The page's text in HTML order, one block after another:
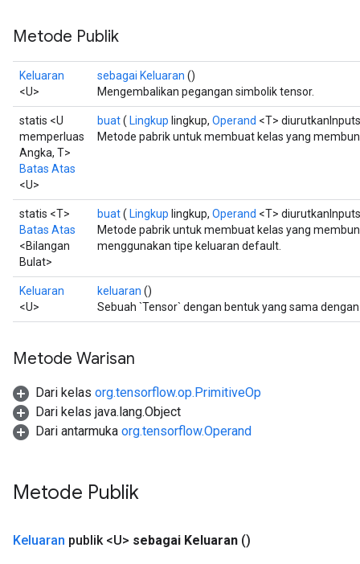
Metode Publik
Keluaran
<U>
sebagai Keluaran ()
Mengembalikan pegangan simbolik tensor.
statis <U
memperluas
Angka, T>
Batas Atas
<U>
buat( Lingkup lingkup, Operand <T>
Metode pabrik untuk membuat kelas yang
statis <T>
Batas Atas
<Bilangan
Bulat>
buat( Lingkup lingkup, Operand <T>
Metode pabrik untuk membuat kelas yang
menggunakan tipe keluaran default.
Keluaran
<U>
keluaran ()
Sebuah `Tensor` dengan bentuk yang sama dengan
Metode Warisan
Dari kelas org.tensorflow.op.PrimitiveOp
Dari kelas java.lang.Object
Dari antarmuka org.tensorflow.Operand
Metode Publik
Keluaran publik <U> sebagai Keluaran ()